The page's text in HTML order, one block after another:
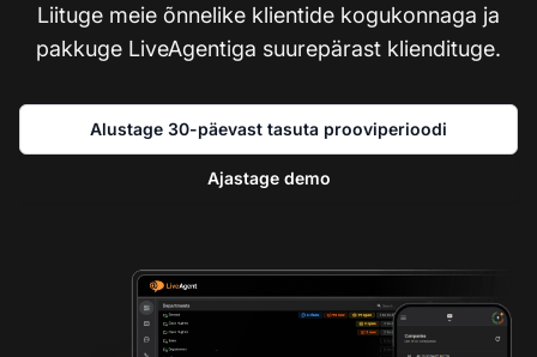
Liituge meie õnnelike klientide kogukonnaga ja
pakkuge LiveAgentiga suurepärast kliendituge.
Alustage 30-päevast tasuta prooviperioodi
Ajastage demo